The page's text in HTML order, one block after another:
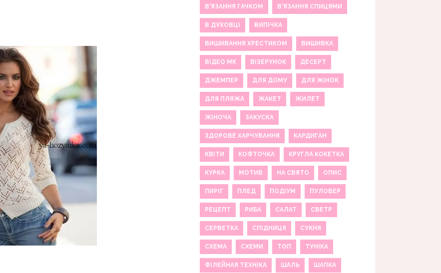
В'ЯЗАННЯ ГАЧКОМ В'ЯЗАННЯ СПИЦЯМИ
В ДУХОВЦІ ВИПІЧКА
ВИШИВАННЯ ХРЕСТИКОМ ВИШИВКА
ВІДЕО МК ВІЗЕРУНОК ДЕСЕРТ
ДЖЕМПЕР ДЛЯ ДОМУ ДЛЯ ЖІНОК
ДЛЯ ПЛЯЖА ЖАКЕТ ЖИЛЕТ
ЖІНОЧА ЗАКУСКА
ЗДОРОВЕ ХАРЧУВАННЯ КАРДИГАН
КВІТИ КОФТОЧКА КРУГЛА КОКЕТКА
КУРКА МОТИВ НА СВЯТО ОПИС
ПИРІГ ПЛЕД ПОДІУМ ПУЛОВЕР
РЕЦЕПТ РИБА САЛАТ СВЕТР
СЕРВЕТКА СПІДНИЦЯ СУКНЯ
СХЕМА СХЕМИ ТОП ТУНІКА
ФІЛЕЙНАЯ ТЕХНІКА ШАЛЬ ШАПКА